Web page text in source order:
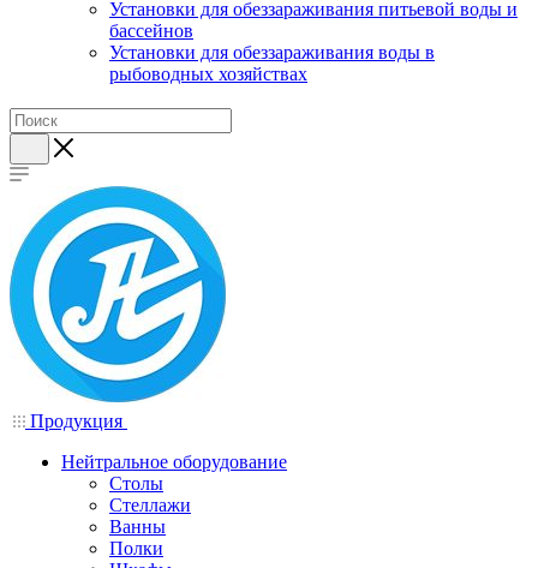
Установки для обеззараживания питьевой воды и
бассейнов
Установки для обеззараживания воды в
рыбоводных хозяйствах
Продукция
Нейтральное оборудование
Столы
Стеллажи
Ванны
Полки